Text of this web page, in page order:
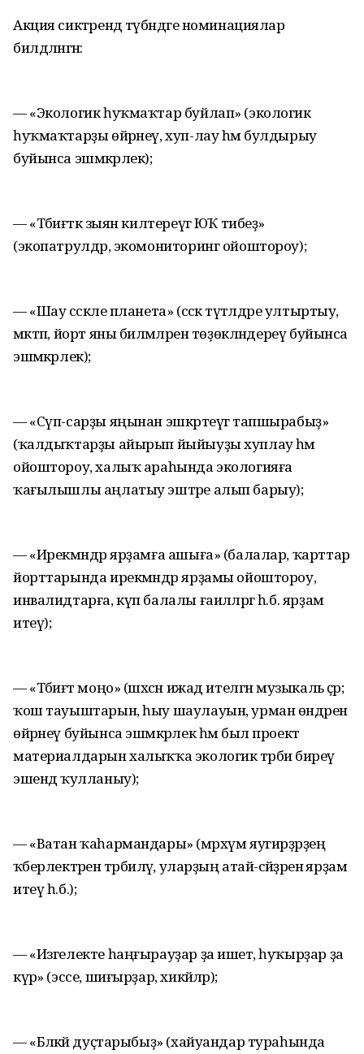
Акция сиктәрендә түбәндәге номинациялар
билдәләнгән:
— «Экологик һуҡмаҡтар буйлап» (экологик
һуҡмаҡтарҙы өйрәнеү, хуп-лау һәм булдырыу
буйынса эшмәкәрлек);
— «Тәбиғәткә зыян килтереүгә ЮҠ тибеҙ»
(экопатрулдәр, экомониторинг ойоштороу);
— «Шау сәскәле планета» (сәскә түтәлдәре ултыртыу,
мәктәп, йорт яны биләмәләрен төҙөкләндереү буйынса
эшмәкәрлек);
— «Сүп-сарҙы яңынан эшкәртеүгә тапшырабыҙ»
(ҡалдыҡтарҙы айырып йыйыуҙы хуплау һәм
ойоштороу, халыҡ араһында экологияға
ҡағылышлы аңлатыу эштәре алып барыу);
— «Ирекмәндәр ярҙамға ашыға» (балалар, ҡарттар
йорттарында ирекмәндәр ярҙамы ойоштороу,
инвалидтарға, күп балалы ғаиләләргә һ.б. ярҙам
итеү);
— «Тәбиғәт моңо» (шәхсән ижад ителгән музыкаль әҫәр;
ҡош тауыштарын, һыу шаулауын, урман өндәрен
өйрәнеү буйынса эшмәкәрлек һәм был проект
материалдарын халыҡҡа экологик тәрбиә биреү
эшендә ҡулланыу);
— «Ватан ҡаһармандары» (мәрхүм яугирҙәрҙең
ҡәберлектәрен тәрбиәләү, уларҙың атай-әсәйҙәренә ярҙам
итеү һ.б.);
— «Изгелекте һаңғырауҙар ҙа ишетә, һуҡырҙар ҙа
күрә» (эссе, шиғырҙар, хикәйәләр);
— «Бәләкәй дуҫтарыбыҙ» (хайуандар тураһында